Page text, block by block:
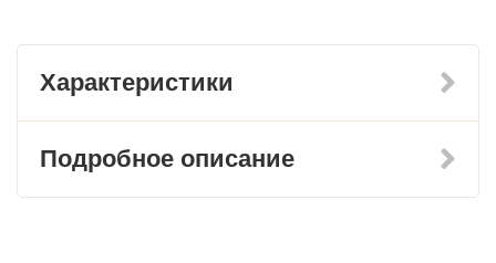
Характеристики
Подробное описание